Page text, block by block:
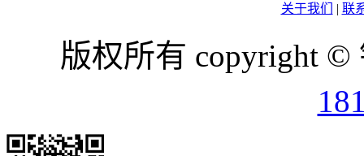
关于我们 | 联
版权所有 copyright